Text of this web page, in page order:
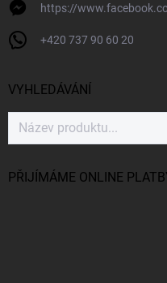
https://
+420 737 90 60 20
VYHLEDÁVÁNÍ
PŘIJÍMÁME ONLINE